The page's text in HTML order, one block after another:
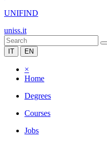
UNIFIND
uniss.it
IT EN
×
Home
Degrees
Courses
Jobs